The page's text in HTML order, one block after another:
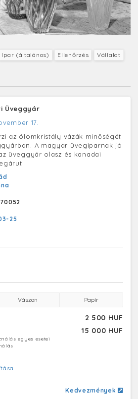
Ipar (általános) Ellenőrzés
Vállalat
Üveggyár
17.
az ólomkristály vázák minőségét
A magyar üvegiparnak jó
üveggyár olasz és kanadai
25
Vászon Papír
2 500 HUF
15 000 HUF
egyes esetei
Kedvezmények